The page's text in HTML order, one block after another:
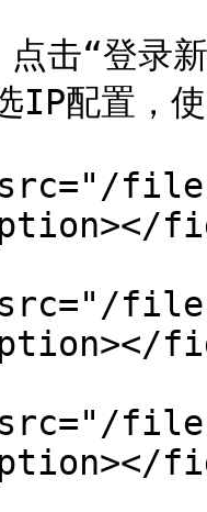
击“登录
配置，
files/
files/
files/